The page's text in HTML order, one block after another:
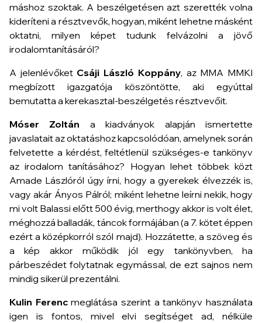
máshoz szoktak. A beszélgetésen azt szerették volna
kideríteni a résztvevők, hogyan, miként lehetne másként
oktatni, milyen képet tudunk felvázolni a jövő
irodalomtanításáról?
A jelenlévőket Csáji László Koppány, az MMA MMKI
megbízott igazgatója köszöntötte, aki egyúttal
bemutatta a kerekasztal-beszélgetés résztvevőit.
Móser Zoltán a kiadványok alapján ismertette
javaslatait az oktatáshoz kapcsolódóan, amelynek során
felvetette a kérdést, feltétlenül szükséges-e tankönyv
az irodalom tanításához? Hogyan lehet többek közt
Amade Lászlóról úgy írni, hogy a gyerekek élvezzék is,
vagy akár Ányos Pálról; miként lehetne leírni nekik, hogy
mi volt Balassi előtt 500 évig, merthogy akkor is volt élet,
méghozzá balladák, táncok formájában (a 7. kötet éppen
ezért a középkorról szól majd). Hozzátette, a szöveg és
a kép akkor működik jól egy tankönyvben, ha
párbeszédet folytatnak egymással, de ezt sajnos nem
mindig sikerül prezentálni.
Kulin Ferencmeglátása szerint a tankönyv használata
igen is fontos, mivel elvi segítséget ad, nélküle